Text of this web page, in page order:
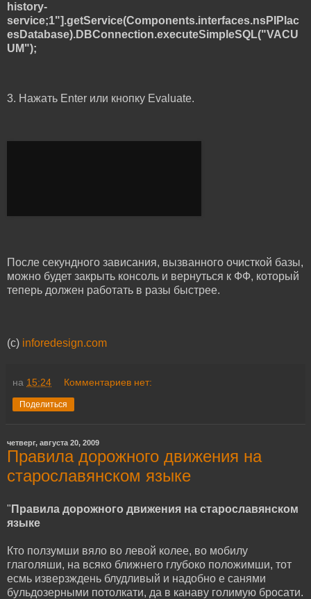
history-
service;1"].getService(Components.interfaces.nsPIPlac
esDatabase).DBConnection.executeSimpleSQL("VACU
UM");
3. Нажать Enter или кнопку Evaluate.
После секундного зависания, вызванного очисткой базы,
можно будет закрыть консоль и вернуться к ФФ, который
теперь должен работать в разы быстрее.
(c) inforedesign.com
на 15:24 Комментариев нет:
Поделиться
четверг, августа 20, 2009
Правила дорожного движения на
старославянском языке
" Правила дорожного движения на старославянском
языке
Кто ползумши вяло во левой колее, во мобилу
глаголяши, на всяко ближнего глубоко положимши, тот
есмь изверзждень блудливый и надобно е санями
бульдозерными потолкати, да в канаву голимую бросати.